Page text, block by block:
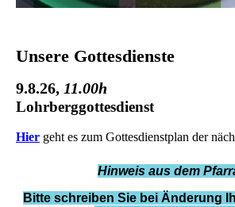
Unsere Gottesdienste
9.8.26, 11.00h
Lohrberggottesdienst
Hier geht es zum Gottesdienstplan der
Hinweis aus dem
Bitte schreiben Sie bei Änderung